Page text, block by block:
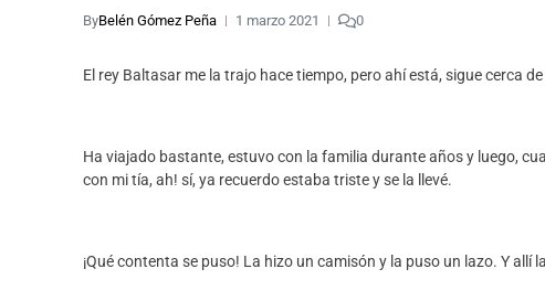
ByBelén Gómez Peña 1 marzo 2021 0
El rey Baltasar me la trajo hace tiempo, pero ahí está, sigue cerca de
Ha viajado bastante, estuvo con la familia durante años y luego,
con mi tía, ah! sí, ya recuerdo estaba triste y se la llevé.
¡Qué contenta se puso! La hizo un camisón y la puso un lazo. Y